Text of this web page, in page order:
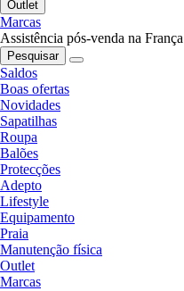
Outlet
Marcas
Assistência pós-venda na França
Pesquisar
Saldos
Boas ofertas
Novidades
Sapatilhas
Roupa
Balões
Protecções
Adepto
Lifestyle
Equipamento
Praia
Manutenção física
Outlet
Marcas